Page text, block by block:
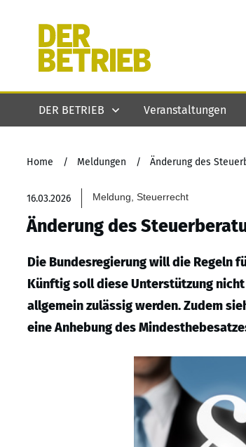
DER BETRIEB Veranstaltungen
Home / Meldungen / Änderung des
16.03.2026 Meldung, Steuerrecht
Änderung des
Die Bundesregierung will die Regeln
Künftig soll diese Unterstützung
allgemein zulässig werden. Zudem
eine Anhebung des